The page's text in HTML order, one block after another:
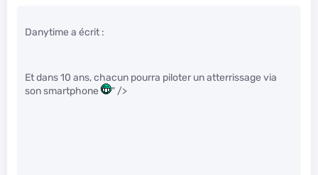
Danytime a écrit :
Et dans 10 ans, chacun pourra piloter un atterrissage via
son smartphone
" />